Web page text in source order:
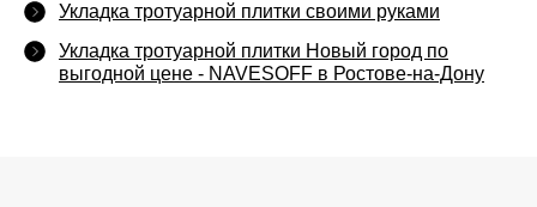
Укладка тротуарной плитки своими руками
Укладка тротуарной плитки Новый город по
выгодной цене - NAVESOFF в Ростове-на-Дону